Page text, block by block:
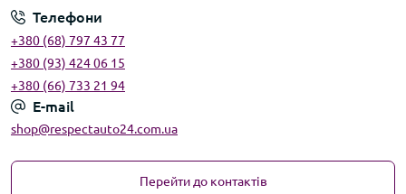
Телефони
+380 (68) 797 43 77
+380 (93) 424 06 15
+380 (66) 733 21 94
E-mail
shop@respectauto24.com.ua
Перейти до контактів